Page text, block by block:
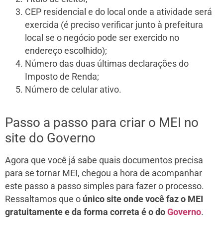
CEP residencial e do local onde a atividade será
exercida (é preciso verificar junto à prefeitura
local se o negócio pode ser exercido no
endereço escolhido);
Número das duas últimas declarações do
Imposto de Renda;
Número de celular ativo.
Passo a passo para criar o MEI no
site do Governo
Agora que você já sabe quais documentos precisa
para se tornar MEI, chegou a hora de acompanhar
este passo a passo simples para fazer o processo.
Ressaltamos que o único site onde você faz o MEI
gratuitamente e da forma correta é o do Governo.